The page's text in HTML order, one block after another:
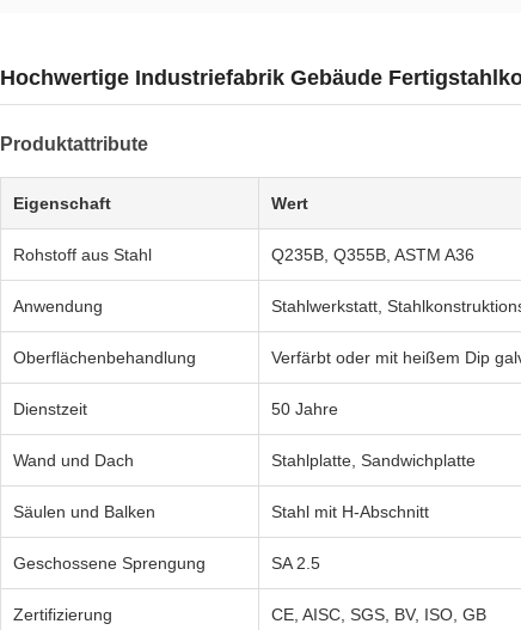
Hochwertige Industriefabrik Gebäude
Produktattribute
Eigenschaft Wert
Rohstoff aus Stahl Q235B, Q355B, ASTM A36
Anwendung Stahlwerkstatt,
Oberflächenbehandlung Verfärbt oder mit heißem Dip
Dienstzeit 50 Jahre
Wand und Dach Stahlplatte, Sandwichplatte
Säulen und Balken Stahl mit H-Abschnitt
Geschossene Sprengung SA 2.5
Zertifizierung CE, AISC, SGS, BV, ISO, GB